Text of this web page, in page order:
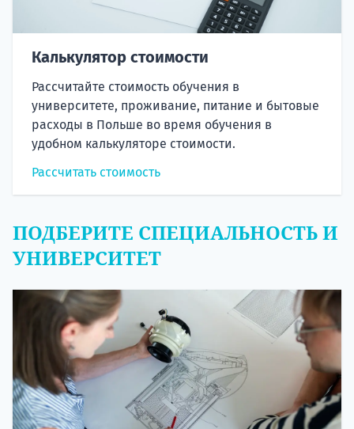
Калькулятор стоимости
Рассчитайте стоимость обучения в
университете, проживание, питание и бытовые
расходы в Польше во время обучения в
удобном калькуляторе стоимости.
Рассчитать стоимость
ПОДБЕРИТЕ СПЕЦИАЛЬНОСТЬ И
УНИВЕРСИТЕТ